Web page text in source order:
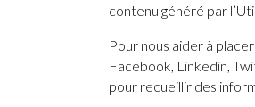
contenu généré par
Pour nous aider à
Facebook, Linkedin,
pour recueillir des